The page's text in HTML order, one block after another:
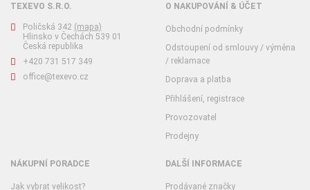
TEXEVO S.R.O.
Poličská 342 (mapa)
Hlinsko v Čechách 539 01
Česká republika
+420 731 517 349
office@texevo.cz
O NAKUPOVÁNÍ & ÚČET
Obchodní podmínky
Odstoupení od smlouvy / výměna
/ reklamace
Doprava a platba
Přihlášení, registrace
Provozovatel
Prodejny
NÁKUPNÍ PORADCE
Jak vybrat velikost?
DALŠÍ INFORMACE
Prodávané značky